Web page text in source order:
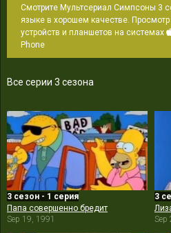
Смотрите Мультсериал Симпсоны 3
языке в хорошем качестве.
устройств и планшетов на системах
Phone
Все серии 3 сезона
3 сезон - 1 серия
Папа совершенно бредит
Sep 19, 1991
3
Sep